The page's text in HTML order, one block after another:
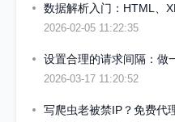
数据解析入门：HTML、
2026-02-05 11:22:35
设置合理的请求间隔：做
2026-03-17 11:20:52